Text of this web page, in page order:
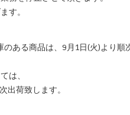
す。
ある商品は、9月1日(火)より順
は、
出荷致します。